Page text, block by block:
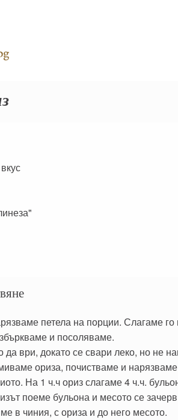
петела на порции. Слагаме
и посоляваме.
ври, докато се свари леко, но не
ориза, почистваме и
На 1 ч.ч ориз слагаме 4 ч.ч.
поеме бульона и месото се
в чиния, с ориза и до него месото.